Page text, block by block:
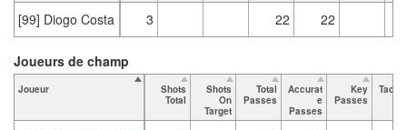
[99] Diogo Costa 3 22 22
Joueur
Shots
Total
Shots
On
Target
Total
Passes
Accurat
e
Passes
Key
Passes
Joueurs de champ